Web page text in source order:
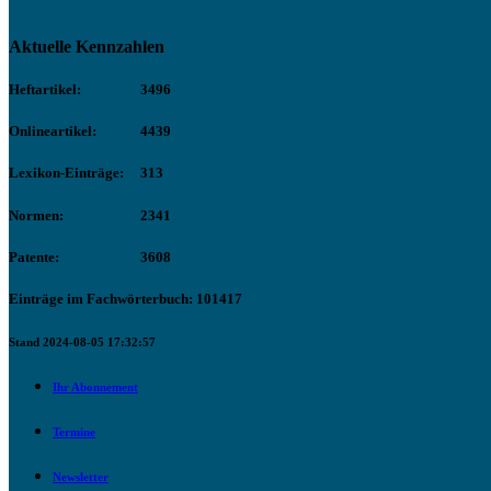
Aktuelle Kennzahlen
Heftartikel: 3496
Onlineartikel: 4439
Lexikon-Einträge: 313
Normen: 2341
Patente: 3608
Einträge im Fachwörterbuch: 101417
Stand 2024-08-05 17:32:57
Ihr Abonnement
Termine
Newsletter